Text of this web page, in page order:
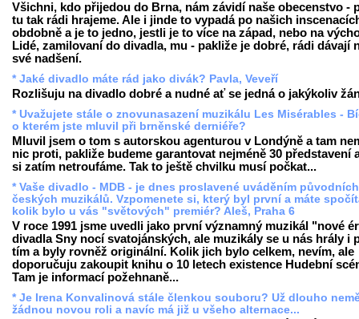
Všichni, kdo přijedou do Brna, nám závidí naše obecenstvo -
tu tak rádi hrajeme. Ale i jinde to vypadá po našich
obdobně a je to jedno, jestli je to více na západ, nebo na
Lidé, zamilovaní do divadla, mu - pakliže je dobré, rádi dávají
své nadšení.
* Jaké divadlo máte rád jako divák? Pavla, Veveří
Rozlišuju na divadlo dobré a nudné ať se jedná o jakýkoliv
* Uvažujete stále o znovunasazení muzikálu Les Misérables -
o kterém jste mluvil při brněnské derniéře?
Mluvil jsem o tom s autorskou agenturou v Londýně a tam
nic proti, pakliže budeme garantovat nejméně 30 představení
si zatím netroufáme. Tak to ještě chvilku musí počkat...
* Vaše divadlo - MDB - je dnes proslavené uváděním původních
českých muzikálů. Vzpomenete si, který byl první a máte
kolik bylo u vás "světových" premiér? Aleš, Praha 6
V roce 1991 jsme uvedli jako první významný muzikál "nové
divadla Sny nocí svatojánských, ale muzikály se u nás hrály i
tím a byly rovněž originální. Kolik jich bylo celkem, nevím, ale
doporučuju zakoupit knihu o 10 letech existence Hudební
Tam je informací požehnaně...
* Je Irena Konvalinová stále členkou souboru? Už dlouho
žádnou novou roli a navíc má již u všeho alternace...